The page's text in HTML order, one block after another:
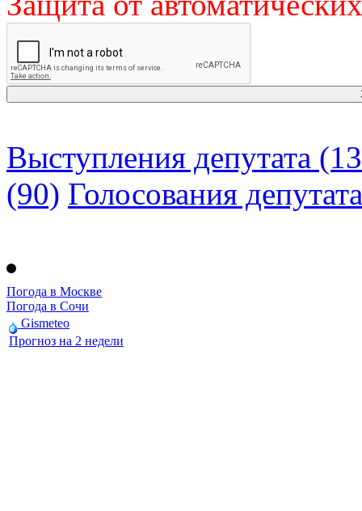
Выступления депутата
(90) Голосования депутата
Погода в Москве
Погода в Сочи
Gismeteo
Прогноз на 2 недели